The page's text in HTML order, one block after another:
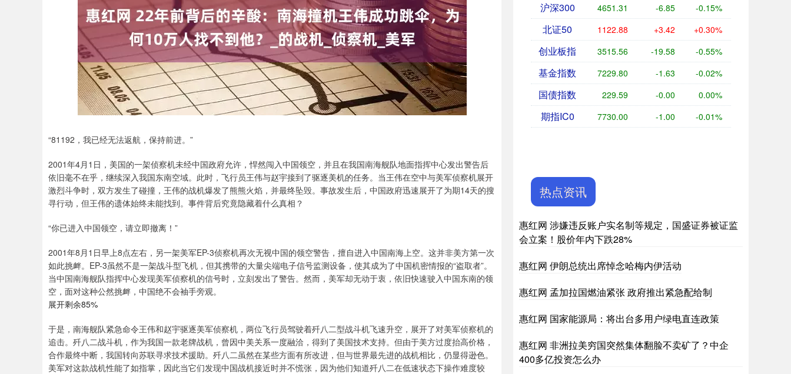
“81192，我已经无法返航，保持前进。”
2001年4月1日，美国的一架侦察机未经中国政府允许，悍然闯入中国领空，并且在我国南海舰队地面指挥中心发出警告后
依旧毫不在乎，继续深入我国东南空域。此时，飞行员王伟与赵宇接到了驱逐美机的任务。当王伟在空中与美军侦察机展开
激烈斗争时，双方发生了碰撞，王伟的战机爆发了熊熊火焰，并最终坠毁。事故发生后，中国政府迅速展开了为期14天的搜
寻行动，但王伟的遗体始终未能找到。事件背后究竟隐藏着什么真相？
“你已进入中国领空，请立即撤离！”
2001年8月1日早上8点左右，另一架美军EP-3侦察机再次无视中国的领空警告，擅自进入中国南海上空。这并非美方第一次
如此挑衅。EP-3虽然不是一架战斗型飞机，但其携带的大量尖端电子信号监测设备，使其成为了中国机密情报的“盗取者”。
当中国南海舰队指挥中心发现美军侦察机的信号时，立刻发出了警告。然而，美军却无动于衷，依旧快速驶入中国东南的领
空，面对这种公然挑衅，中国绝不会袖手旁观。
展开剩余85%
于是，南海舰队紧急命令王伟和赵宇驱逐美军侦察机，两位飞行员驾驶着歼八二型战斗机飞速升空，展开了对美军侦察机的
追击。歼八二战斗机，作为我国一款老牌战机，曾因中美关系一度融洽，得到了美国技术支持。但由于美方过度抬高价格，
合作最终中断，我国转向苏联寻求技术援助。歼八二虽然在某些方面有所改进，但与世界最先进的战机相比，仍显得逊色。
美军对这款战机性能了如指掌，因此当它们发现中国战机接近时并不慌张，因为他们知道歼八二在低速状态下操作难度较
沪深300 4651.31 -6.85 -0.15%
北证50 1122.88 +3.42 +0.30%
创业板指 3515.56 -19.58 -0.55%
基金指数 7229.80 -1.63 -0.02%
国债指数 229.59 -0.00 0.00%
期指IC0 7730.00 -1.00 -0.01%
热点资讯
惠红网 涉嫌违反账户实名制等规定，国盛证券被证监
会立案！股价年内下跌28%
惠红网 伊朗总统出席悼念哈梅内伊活动
惠红网 孟加拉国燃油紧张 政府推出紧急配给制
惠红网 国家能源局：将出台多用户绿电直连政策
惠红网 非洲拉美穷国突然集体翻脸不卖矿了？中企
400多亿投资怎么办